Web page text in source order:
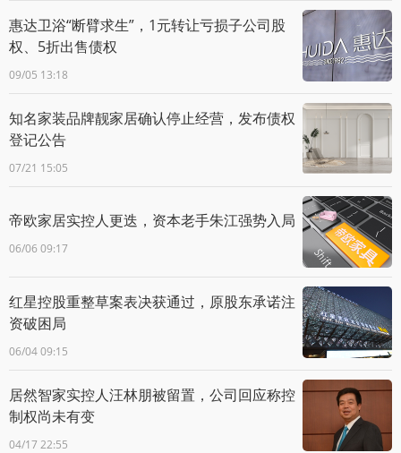
惠达卫浴“断臂求生”，1元转让亏损子公司股
权、5折出售债权
09/05 13:18
知名家装品牌靓家居确认停止经营，发布债权
登记公告
07/21 15:05
帝欧家居实控人更迭，资本老手朱江强势入局
06/06 09:17
红星控股重整草案表决获通过，原股东承诺注
资破困局
06/04 09:15
居然智家实控人汪林朋被留置，公司回应称控
制权尚未有变
04/17 22:55